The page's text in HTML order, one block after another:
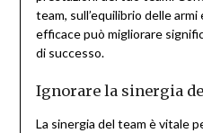
team, sull’equilibrio delle
efficace può migliorare
di successo.
Ignorare la sinergia
La sinergia del team è vitale